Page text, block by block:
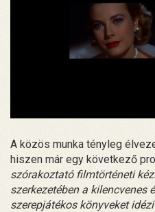
A közös munka tényleg
hiszen már egy következő
szórakoztató filmtörténeti
szerkezetében a kilencvenes
szerepjátékos könyveket